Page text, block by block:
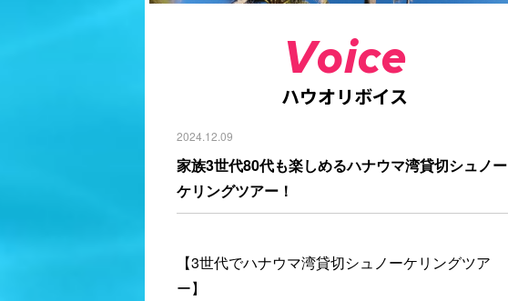
Voice
ハウオリボイス
2024.12.09
家族3世代80代も楽しめるハナウマ湾貸切シュノー
ケリングツアー！
【3世代でハナウマ湾貸切シュノーケリングツア
ー】